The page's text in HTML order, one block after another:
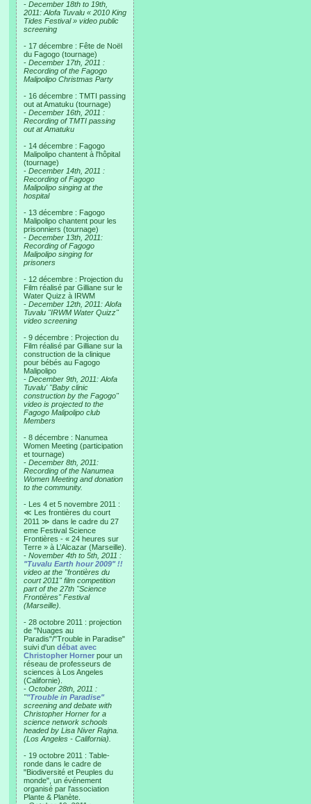
- December 18th to 19th,
2011: Alofa Tuvalu « 2010 King
Tides Festival » video public
screening
- 17 décembre : Fête de Noël
du Fagogo (tournage)
- December 17th, 2011 :
Recording of the Fagogo
Malipolipo Christmas Party
- 16 décembre : TMTI passing
out at Amatuku (tournage)
- December 16th, 2011 :
Recording of TMTI passing
out at Amatuku
- 14 décembre : Fagogo
Malipolipo chantent à l'hôpital
(tournage)
- December 14th, 2011 :
Recording of Fagogo
Malipolipo singing at the
hospital
- 13 décembre : Fagogo
Malipolipo chantent pour les
prisonniers (tournage)
- December 13th, 2011:
Recording of Fagogo
Malipolipo singing for
prisoners
- 12 décembre : Projection du
Film réalisé par Gilliane sur le
Water Quizz à IRWM
- December 12th, 2011: Alofa
Tuvalu "IRWM Water Quizz"
video screening
- 9 décembre : Projection du
Film réalisé par Gilliane sur la
construction de la clinique
pour bébés au Fagogo
Malipolipo
- December 9th, 2011: Alofa
Tuvalu' "Baby clinic
construction by the Fagogo"
video is projected to the
Fagogo Malipolipo club
Members
- 8 décembre : Nanumea
Women Meeting (participation
et tournage)
- December 8th, 2011:
Recording of the Nanumea
Women Meeting and donation
to the community.
- Les 4 et 5 novembre 2011 :
≪ Les frontières du court
2011 ≫ dans le cadre du 27
eme Festival Science
Frontières - « 24 heures sur
Terre » à L’Alcazar (Marseille).
- November 4th to 5th, 2011 :
"Tuvalu Earth hour 2009" !!
video at the "frontières du
court 2011" film competition
part of the 27th "Science
Frontières" Festival
(Marseille).
- 28 octobre 2011 : projection
de "Nuages au
Paradis"/"Trouble in Paradise"
suivi d'un débat avec
Christopher Horner pour un
réseau de professeurs de
sciences à Los Angeles
(Californie).
- October 28th, 2011 :
""Trouble in Paradise"
screening and debate with
Christopher Horner for a
science network schools
headed by Lisa Niver Rajna.
(Los Angeles - California).
- 19 octobre 2011 : Table-
ronde dans le cadre de
"Biodiversité et Peuples du
monde", un événement
organisé par l'association
Plante & Planète.